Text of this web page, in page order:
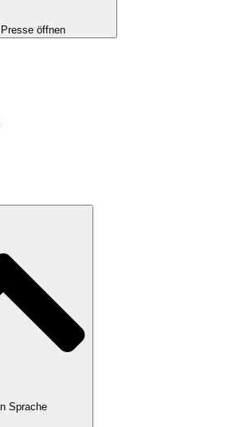
Presse öffnen
Sprache